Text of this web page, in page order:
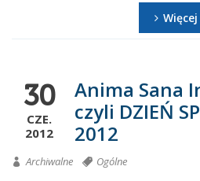
Więcej
30
CZE.
2012
Anima Sana
czyli DZIEŃ
2012
Archiwalne Ogólne